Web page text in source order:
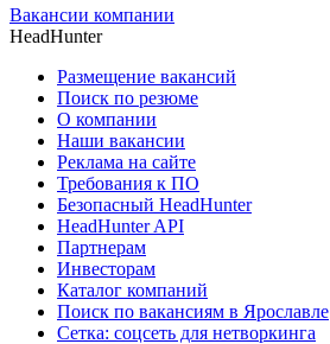
Вакансии компании
HeadHunter
Размещение вакансий
Поиск по резюме
О компании
Наши вакансии
Реклама на сайте
Требования к ПО
Безопасный HeadHunter
HeadHunter API
Партнерам
Инвесторам
Каталог компаний
Поиск по вакансиям в Ярославле
Сетка: соцсеть для нетворкинга